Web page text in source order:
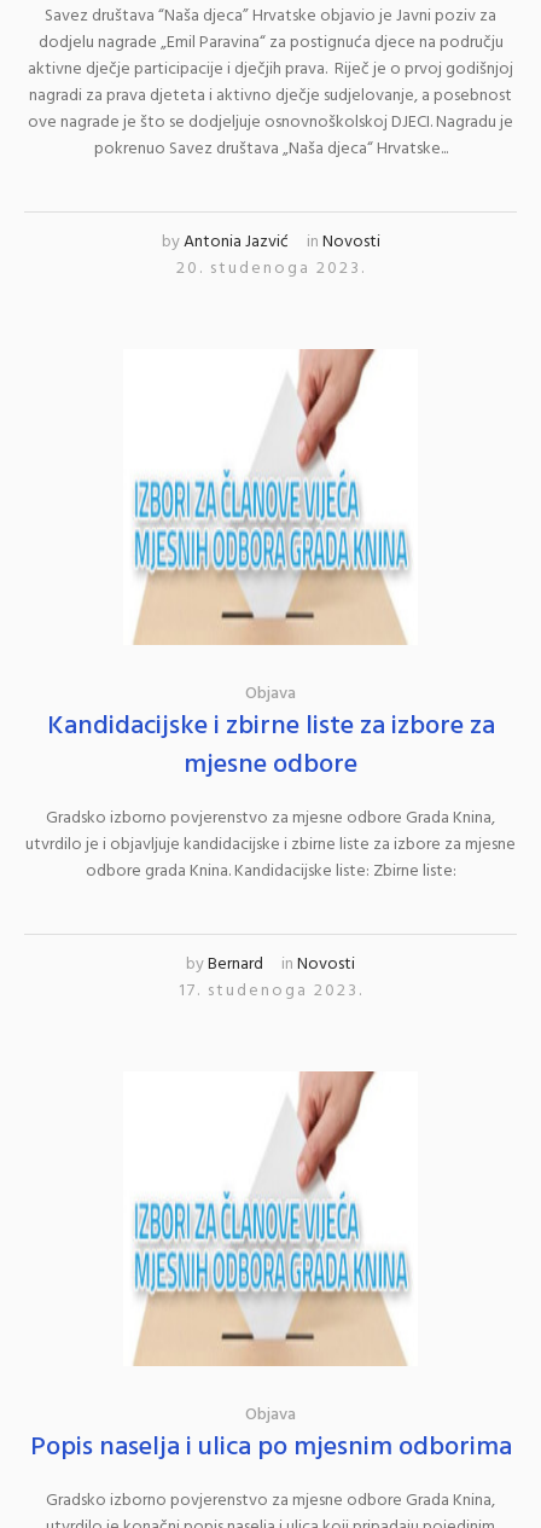
Savez društava “Naša djeca” Hrvatske objavio je Javni poziv za
dodjelu nagrade „Emil Paravina“ za postignuća djece na području
aktivne dječje participacije i dječjih prava. Riječ je o prvoj godišnjoj
nagradi za prava djeteta i aktivno dječje sudjelovanje, a posebnost
ove nagrade je što se dodjeljuje osnovnoškolskoj DJECI. Nagradu je
pokrenuo Savez društava „Naša djeca“ Hrvatske...
byAntonia Jazvić inNovosti
20. studenoga 2023.
Objava
Kandidacijske i zbirne liste za izbore za
mjesne odbore
Gradsko izborno povjerenstvo za mjesne odbore Grada Knina,
utvrdilo je i objavljuje kandidacijske i zbirne liste za izbore za mjesne
odbore grada Knina. Kandidacijske liste: Zbirne liste:
byBernard inNovosti
17. studenoga 2023.
Objava
Popis naselja i ulica po mjesnim odborima
Gradsko izborno povjerenstvo za mjesne odbore Grada Knina,